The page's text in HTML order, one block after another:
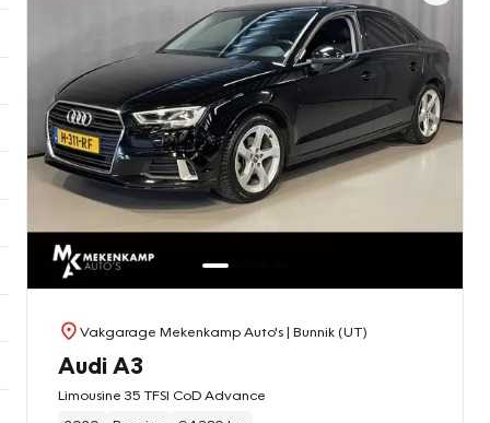
Vakgarage Mekenkamp Auto's| Bunnik (UT)
Audi A3
Limousine 35 TFSI CoD Advance